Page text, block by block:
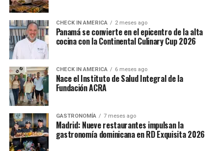
CHECK IN AMERICA 2 meses ago
Panamá se convierte en el epicentro de la alta
cocina con la Continental Culinary Cup 2026
CHECK IN AMERICA 6 meses ago
Nace el Instituto de Salud Integral de la
Fundación ACRA
GASTRONOMÍA 7 meses ago
Madrid: Nueve restaurantes impulsan la
gastronomía dominicana en RD Exquisita 2026